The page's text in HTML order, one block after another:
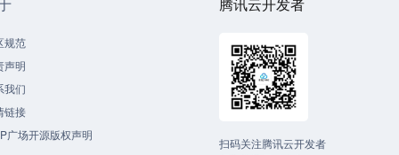
规范
声明
我们
链接
广场开源版权声明
扫码关注腾讯云开发者